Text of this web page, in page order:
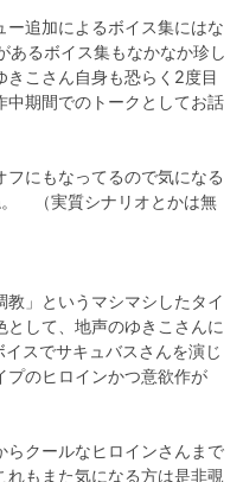
ー追加によるボイス集にはな
あるボイス集もなかなか珍し
きこさん自身も恐らく2度目
中期間でのトークとしてお話
にもなってるので気になる
　（実質シナリオとかは無
」というマシマシしたタイ
として、地声のゆきこさんに
スでサキュバスさんを演じ
プのヒロインかつ意欲作が
らクールなヒロインさんまで
もまた気になる方は是非覗